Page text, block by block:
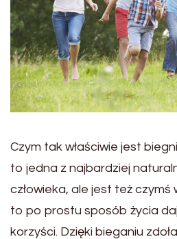
Czym tak właściwie jest
to jedna z najbardziej
człowieka, ale jest też czymś
to po prostu sposób życia
korzyści. Dzięki bieganiu